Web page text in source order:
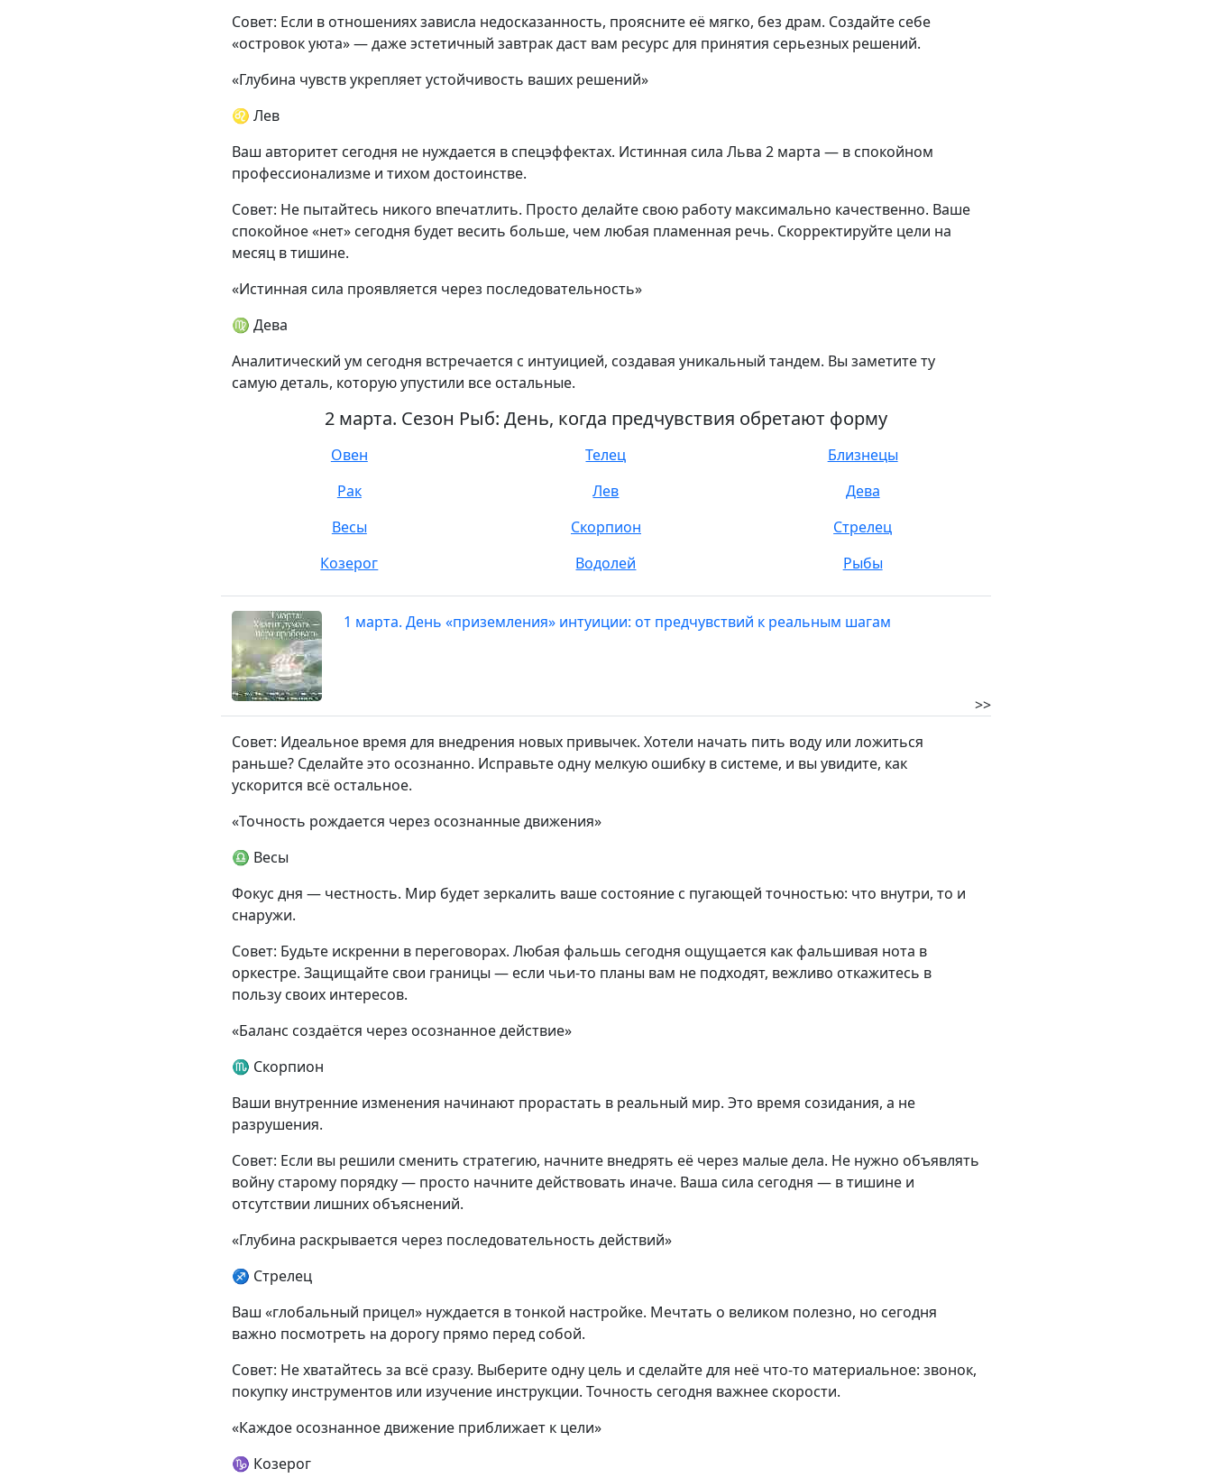
Совет: Если в отношениях зависла недосказанность, проясните её мягко, без драм. Создайте себе
«островок уюта» — даже эстетичный завтрак даст вам ресурс для принятия серьезных решений.
«Глубина чувств укрепляет устойчивость ваших решений»
♌ Лев
Ваш авторитет сегодня не нуждается в спецэффектах. Истинная сила Льва 2 марта — в спокойном
профессионализме и тихом достоинстве.
Совет: Не пытайтесь никого впечатлить. Просто делайте свою работу максимально качественно. Ваше
спокойное «нет» сегодня будет весить больше, чем любая пламенная речь. Скорректируйте цели на
месяц в тишине.
«Истинная сила проявляется через последовательность»
♍ Дева
Аналитический ум сегодня встречается с интуицией, создавая уникальный тандем. Вы заметите ту
самую деталь, которую упустили все остальные.
2 марта. Сезон Рыб: День, когда предчувствия обретают форму
Овен Телец
Близнецы
Рак
Лев
Дева
Весы
Скорпион
Стрелец
Козерог
Водолей Рыбы
1 марта. День «приземления» интуиции: от предчувствий к реальным шагам
>>
Совет: Идеальное время для внедрения новых привычек. Хотели начать пить воду или ложиться
раньше? Сделайте это осознанно. Исправьте одну мелкую ошибку в системе, и вы увидите, как
ускорится всё остальное.
«Точность рождается через осознанные движения»
♎ Весы
Фокус дня — честность. Мир будет зеркалить ваше состояние с пугающей точностью: что внутри, то и
снаружи.
Совет: Будьте искренни в переговорах. Любая фальшь сегодня ощущается как фальшивая нота в
оркестре. Защищайте свои границы — если чьи-то планы вам не подходят, вежливо откажитесь в
пользу своих интересов.
«Баланс создаётся через осознанное действие»
♏ Скорпион
Ваши внутренние изменения начинают прорастать в реальный мир. Это время созидания, а не
разрушения.
Совет: Если вы решили сменить стратегию, начните внедрять её через малые дела. Не нужно объявлять
войну старому порядку — просто начните действовать иначе. Ваша сила сегодня — в тишине и
отсутствии лишних объяснений.
«Глубина раскрывается через последовательность действий»
♐ Стрелец
Ваш «глобальный прицел» нуждается в тонкой настройке. Мечтать о великом полезно, но сегодня
важно посмотреть на дорогу прямо перед собой.
Совет: Не хватайтесь за всё сразу. Выберите одну цель и сделайте для неё что-то материальное: звонок,
покупку инструментов или изучение инструкции. Точность сегодня важнее скорости.
«Каждое осознанное движение приближает к цели»
♑ Козерог